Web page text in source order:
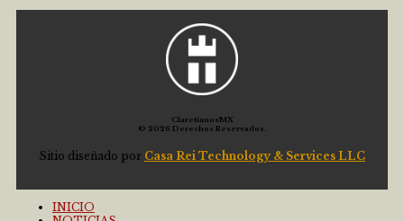
ClaretianosMX
© 2026 Derechos Reservados.
Sitio diseñado por Casa Rei Technology & Services LLC
INICIO